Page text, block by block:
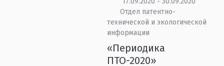
Отдел патентно-
технической и экологической
информации
«Периодика
ПТО-2020»